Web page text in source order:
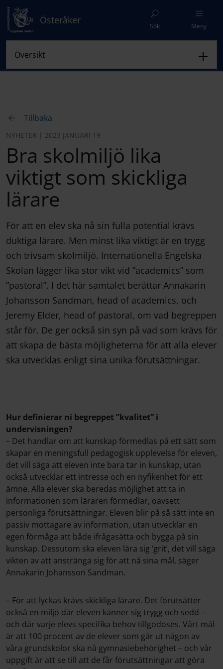
Österåker
Sök Meny
Tillbaka
NYHETER | 2023 JANUARI 19
Bra skolmiljö lika
viktigt som skickliga
lärare
För att en elev ska nå sin fulla potential krävs
duktiga lärare. Men minst lika viktigt är en trygg
och trivsam skolmiljö. Internationella Engelska
Skolan lägger lika stor vikt vid ”academics” som
”pastoral”. I det här samtalet berättar Annakarin
Johansson Sandman, head of academics, och
Jeremy Elder, head of pastoral, om vad begreppen
står för. De ger också sin syn på vad som krävs för
att skapa de bästa möjligheterna för att alla elever
ska utvecklas enligt sina unika förutsättningar.
Hur definierar ni begreppet ”kvalitet” i
undervisningen?
– Det handlar om att kunskap förmedlas på ett sätt som
skapar en meningsfull pedagogisk upplevelse för eleven,
det vill säga att eleven inte bara tar in kunskap, utan
också utvecklar ett intresse och en nyfikenhet för ett
ämne. Alla elever ska beredas möjlighet att ta in
informationen som läraren förmedlar, oavsett
personliga förutsättningar. Eleven blir på så sätt inte en
passiv mottagare av information, utan utvecklar en
egen förmåga att både ifrågasätta och bygga på sin
kunskap. Dessutom ska eleven lära sig ’grit’, det vill säga
vikten av att anstränga sig för att nå sina mål, säger
Annakarin Johansson Sandman.
– För att lyckas krävs skickliga lärare. Det förutsätter
också en miljö där eleven känner sig trygg och sedd –
och där varje elevs specifika behov tillgodoses. Vårt mål
är att 100 procent av de elever som går ut någon av
våra grundskolor ska nå gymnasiebehörighet – och vår
uppgift är att se till att de får förutsättningar att göra